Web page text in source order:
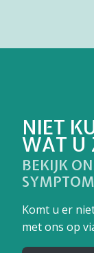
NIET
WAT U
BEKIJK
Komt u er
met ons op